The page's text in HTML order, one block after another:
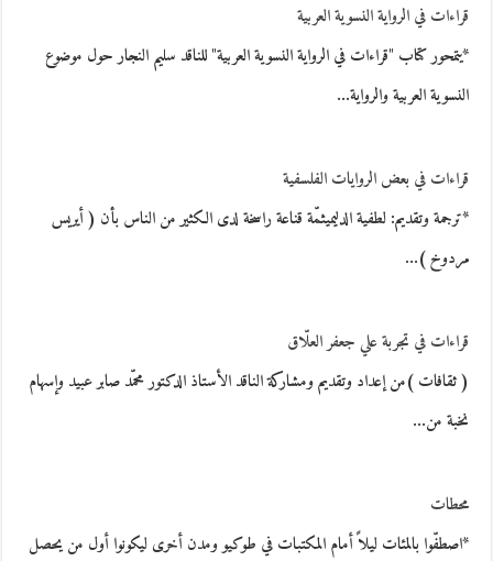
قراءات في الرواية النسوية العربية
*يتمحور كتاب "قراءات في الرواية النسوية العربية" للناقد سليم النجار حول موضوع
النسوية العربية والرواية…
قراءات في بعض الروايات الفلسفية
*ترجمة وتقديم: لطفية الدليميثمّة قناعة راسخة لدى الكثير من الناس بأن ( أيريس
مردوخ )…
قراءات في تجربة علي جعفر العلّاق
( ثقافات )من إعداد وتقديم ومشاركة الناقد الأستاذ الدكتور محمّد صابر عبيد وإسهام
نخبة من…
محطات
*اصطفّوا بالمئات ليلاً أمام المكتبات في طوكيو ومدن أخرى ليكونوا أول من يحصل